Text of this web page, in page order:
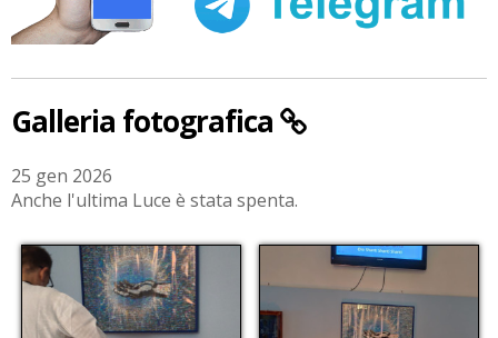
Galleria fotografica
25 gen 2026
Anche l'ultima Luce è stata spenta.